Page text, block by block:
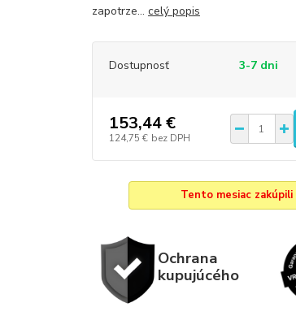
zapotrze... celý popis
Dostupnosť 3-7 dni
153,44 €
124,75 € bez DPH
Tento mesiac zakúpili
Ochrana
kupujúcého